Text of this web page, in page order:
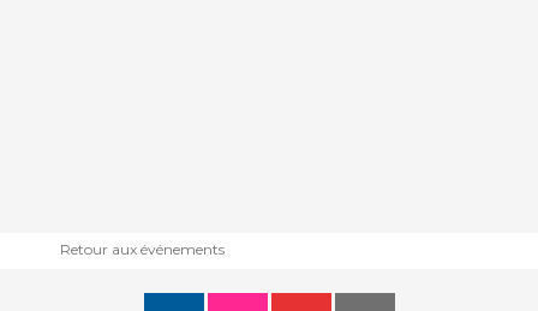
Retour aux événements